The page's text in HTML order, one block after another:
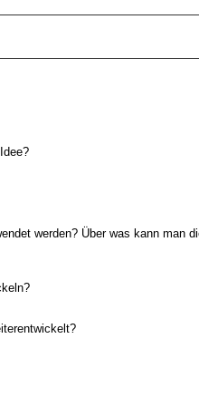
werden? Über was kann man